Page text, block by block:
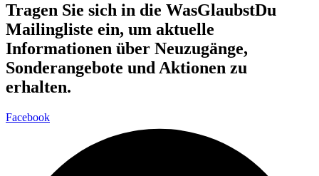
Tragen Sie sich in die WasGlaubstDu
Mailingliste ein, um aktuelle
Informationen über Neuzugänge,
Sonderangebote und Aktionen zu
erhalten.
Facebook